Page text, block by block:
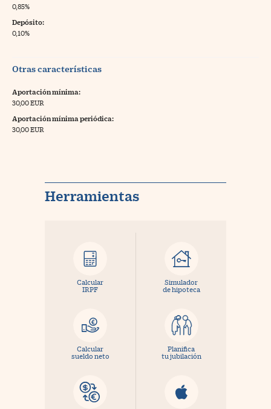
0,85%
Depósito:
0,10%
Otras características
Aportación mínima:
30,00 EUR
Aportación mínima periódica:
30,00 EUR
Herramientas
Calcular
IRPF
Simulador
de hipoteca
Calcular
sueldo neto
Planifica
tu jubilación